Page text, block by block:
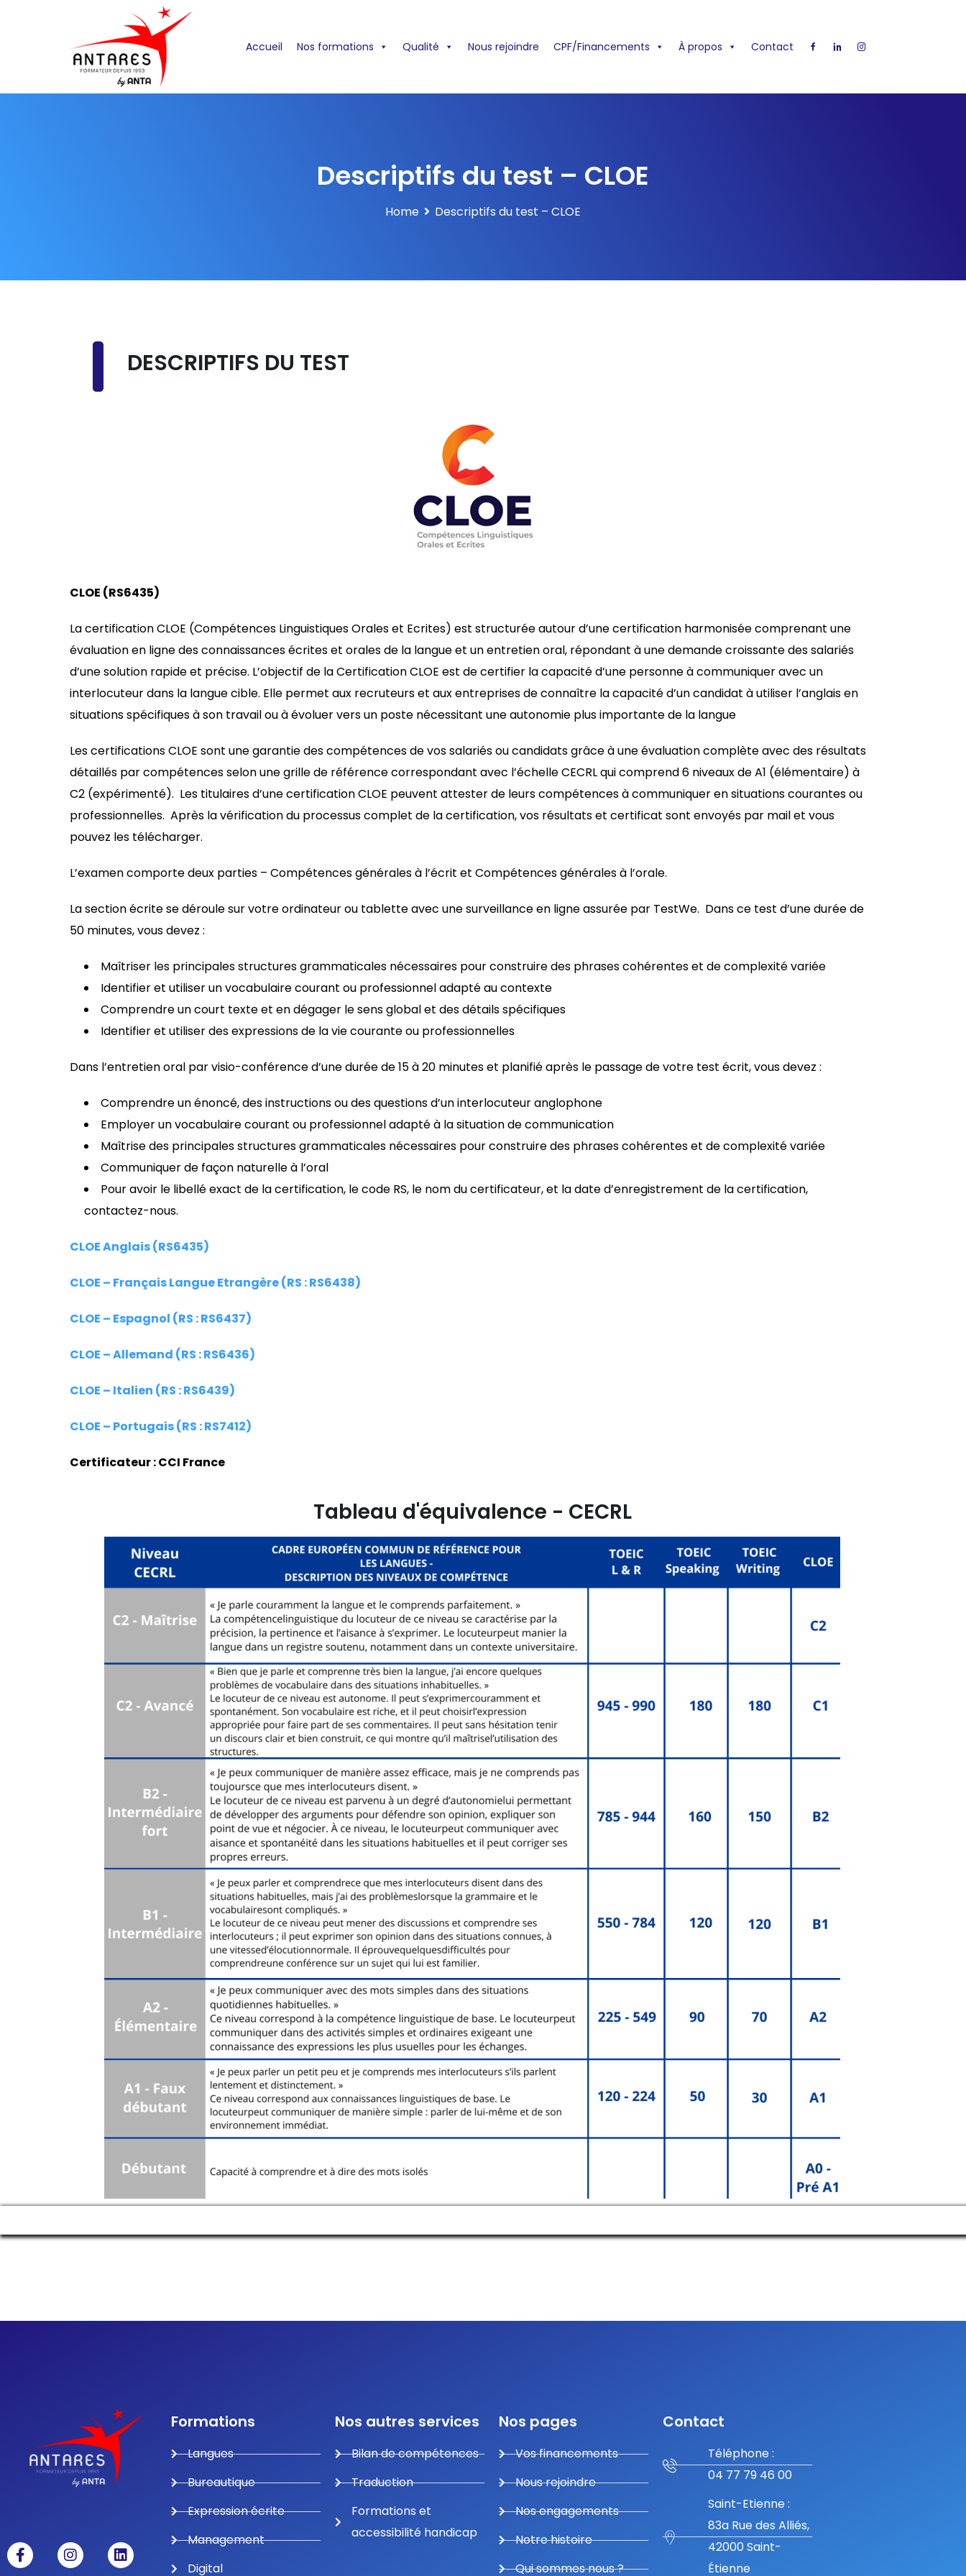
Accueil Nos formations Qualité Nous rejoindre CPF/Financements À propos Contact
Descriptifs du test – CLOE
Home Descriptifs du test – CLOE
DESCRIPTIFS DU TEST
CLOE (RS6435)
La certification CLOE (Compétences Linguistiques Orales et Ecrites) est structurée autour d’une certification harmonisée comprenant une
évaluation en ligne des connaissances écrites et orales de la langue et un entretien oral, répondant à une demande croissante des salariés
d’une solution rapide et précise. L’objectif de la Certification CLOE est de certifier la capacité d’une personne à communiquer avec un
interlocuteur dans la langue cible. Elle permet aux recruteurs et aux entreprises de connaître la capacité d’un candidat à utiliser l’anglais en
situations spécifiques à son travail ou à évoluer vers un poste nécessitant une autonomie plus importante de la langue
Les certifications CLOE sont une garantie des compétences de vos salariés ou candidats grâce à une évaluation complète avec des résultats
détaillés par compétences selon une grille de référence correspondant avec l’échelle CECRL qui comprend 6 niveaux de A1 (élémentaire) à
C2 (expérimenté). Les titulaires d’une certification CLOE peuvent attester de leurs compétences à communiquer en situations courantes ou
professionnelles. Après la vérification du processus complet de la certification, vos résultats et certificat sont envoyés par mail et vous
pouvez les télécharger.
L’examen comporte deux parties – Compétences générales à l’écrit et Compétences générales à l’orale.
La section écrite se déroule sur votre ordinateur ou tablette avec une surveillance en ligne assurée par TestWe. Dans ce test d’une durée de
50 minutes, vous devez :
Maîtriser les principales structures grammaticales nécessaires pour construire des phrases cohérentes et de complexité variée
Identifier et utiliser un vocabulaire courant ou professionnel adapté au contexte
Comprendre un court texte et en dégager le sens global et des détails spécifiques
Identifier et utiliser des expressions de la vie courante ou professionnelles
Dans l’entretien oral par visio-conférence d’une durée de 15 à 20 minutes et planifié après le passage de votre test écrit, vous devez :
Comprendre un énoncé, des instructions ou des questions d’un interlocuteur anglophone
Employer un vocabulaire courant ou professionnel adapté à la situation de communication
Maîtrise des principales structures grammaticales nécessaires pour construire des phrases cohérentes et de complexité variée
Communiquer de façon naturelle à l’oral
Pour avoir le libellé exact de la certification, le code RS, le nom du certificateur, et la date d’enregistrement de la certification,
contactez-nous.
CLOE Anglais (RS6435)
CLOE – Français Langue Etrangère (RS : RS6438)
CLOE – Espagnol (RS : RS6437)
CLOE – Allemand (RS : RS6436)
CLOE – Italien (RS : RS6439)
CLOE – Portugais (RS : RS7412)
Certificateur : CCI France
Tableau d'équivalence - CECRL
Formations
Langues
Bureautique
Expression écrite
Management
Digital
Nos autres services
Bilan de compétences
Traduction
Formations et
accessibilité handicap
Nos pages
Vos financements
Nous rejoindre
Nos engagements
Notre histoire
Qui sommes nous ?
Contact
Téléphone :
04 77 79 46 00
Saint-Etienne :
83a Rue des Alliés,
42000 Saint-
Étienne